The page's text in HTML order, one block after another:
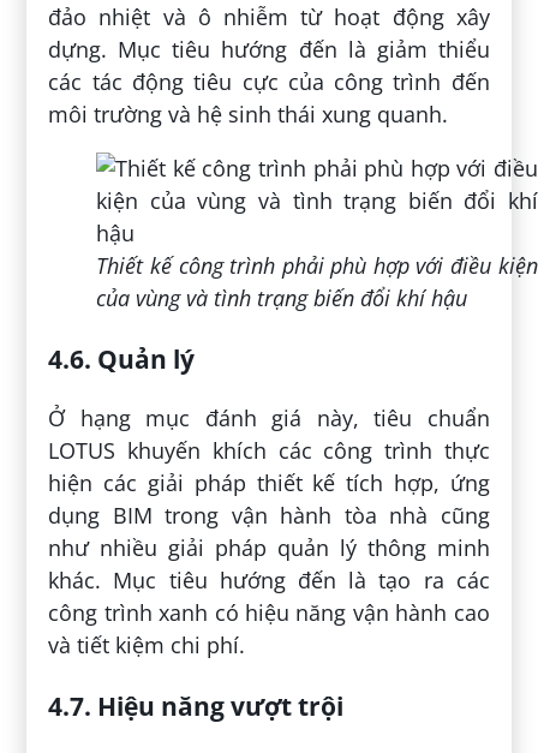
đảo nhiệt và ô nhiễm từ hoạt động xây
dựng. Mục tiêu hướng đến là giảm thiểu
các tác động tiêu cực của công trình đến
môi trường và hệ sinh thái xung quanh.
Thiết kế công trình phải phù hợp với điều kiện
của vùng và tình trạng biến đổi khí hậu
4.6. Quản lý
Ở hạng mục đánh giá này, tiêu chuẩn
LOTUS khuyến khích các công trình thực
hiện các giải pháp thiết kế tích hợp, ứng
dụng BIM trong vận hành tòa nhà cũng
như nhiều giải pháp quản lý thông minh
khác. Mục tiêu hướng đến là tạo ra các
công trình xanh có hiệu năng vận hành cao
và tiết kiệm chi phí.
4.7. Hiệu năng vượt trội